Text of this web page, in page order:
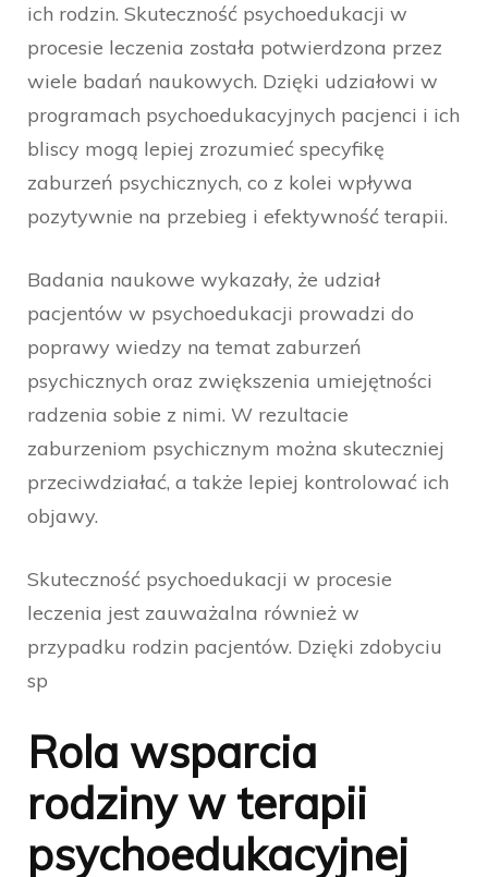
ich rodzin. Skuteczność psychoedukacji w
procesie leczenia została potwierdzona przez
wiele badań naukowych. Dzięki udziałowi w
programach psychoedukacyjnych pacjenci i ich
bliscy mogą lepiej zrozumieć specyfikę
zaburzeń psychicznych, co z kolei wpływa
pozytywnie na przebieg i efektywność terapii.
Badania naukowe wykazały, że udział
pacjentów w psychoedukacji prowadzi do
poprawy wiedzy na temat zaburzeń
psychicznych oraz zwiększenia umiejętności
radzenia sobie z nimi. W rezultacie
zaburzeniom psychicznym można skuteczniej
przeciwdziałać, a także lepiej kontrolować ich
objawy.
Skuteczność psychoedukacji w procesie
leczenia jest zauważalna również w
przypadku rodzin pacjentów. Dzięki zdobyciu
sp
Rola wsparcia
rodziny w terapii
psychoedukacyjnej